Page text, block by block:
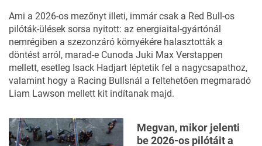
Ami a 2026-os mezőnyt illeti, immár csak a Red Bull-os
pilóták-ülések sorsa nyitott: az energiaital-gyártónál
nemrégiben a szezonzáró környékére halasztották a
döntést arról, marad-e Cunoda Juki Max Verstappen
mellett, esetleg Isack Hadjart léptetik fel a nagycsapathoz,
valamint hogy a Racing Bullsnál a feltehetően megmaradó
Liam Lawson mellett kit indítanak majd.
Megvan, mikor jelenti
be 2026-os pilótáit a